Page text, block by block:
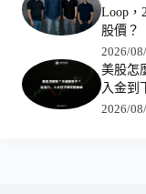
Loop，
股價？
2026/
美股怎
入金到
2026/